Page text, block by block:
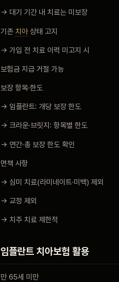
→ 대기 기간 내 치료는 미보장
기존 치아상태 고지
→ 가입 전 치료 이력 미고지 시
보험금 지급 거절 가능
보장 항목·한도
→ 임플란트: 개당 보장 한도
→ 크라운·브릿지: 항목별 한도
→ 연간·총 보장 한도 확인
면책 사항
→ 심미 치료(라미네이트·미백) 제외
→ 교정 제외
→ 치주 치료 제한적
임플란트 치아보험 활용
만 65세 미만